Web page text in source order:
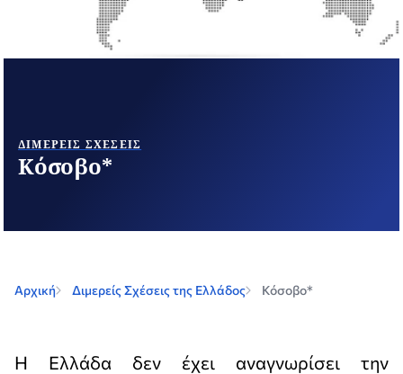
ΔΙΜΕΡΕΊΣ ΣΧΈΣΕΙΣ
Κόσοβο*
Αρχική Διμερείς Σχέσεις της Ελλάδος Κόσοβο*
Η Ελλάδα δεν έχει αναγνωρίσει την